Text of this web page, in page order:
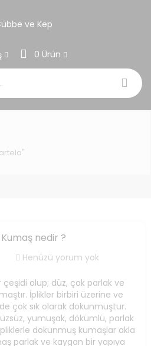
0 Ürün
nedir ?
Henüzü yorum yok
çeşidi olup; düz, çok parlak ve
İplikler birbiri üzerine ve
çok sık olarak dokunmuştur.
yumuşak, dökümlü, parlak
dokunmuş kumaşlar akla
parlak ve kaygan bir yapıya